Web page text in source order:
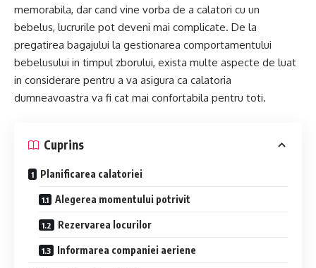
memorabila, dar cand vine vorba de a calatori cu un
bebelus, lucrurile pot deveni mai complicate. De la
pregatirea bagajului la gestionarea comportamentului
bebelusului in timpul zborului, exista multe aspecte de luat
in considerare pentru a va asigura ca calatoria
dumneavoastra va fi cat mai confortabila pentru toti.
Cuprins
Planificarea calatoriei
Alegerea momentului potrivit
Rezervarea locurilor
Informarea companiei aeriene